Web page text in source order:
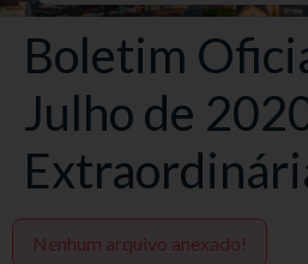
Boletim
Julho de
Nenhum arquivo anexado!